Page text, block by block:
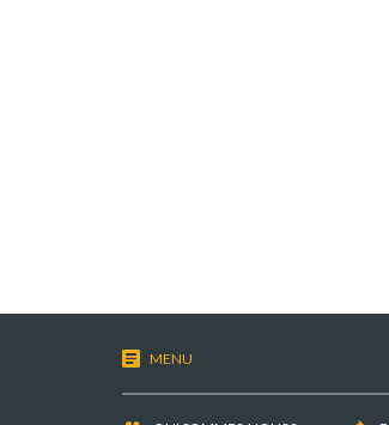
MENU